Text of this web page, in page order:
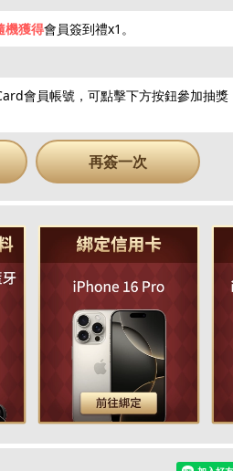
hot
機獲得會員簽到禮x1。
會員帳號，可點擊下方按鈕參加抽獎
再簽一次